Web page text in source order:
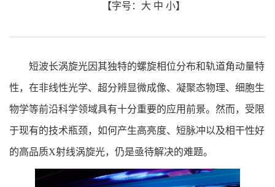
【字号： 大 中 小】
短波长涡旋光因其独特的螺旋相位分布和轨道角动量特
性，在非线性光学、超分辨显微成像、凝聚态物理、细胞生
物学等前沿科学领域具有十分重要的应用前景。然而，受限
于现有的技术瓶颈，如何产生高亮度、短脉冲以及相干性好
的高品质X射线涡旋光，仍是亟待解决的难题。